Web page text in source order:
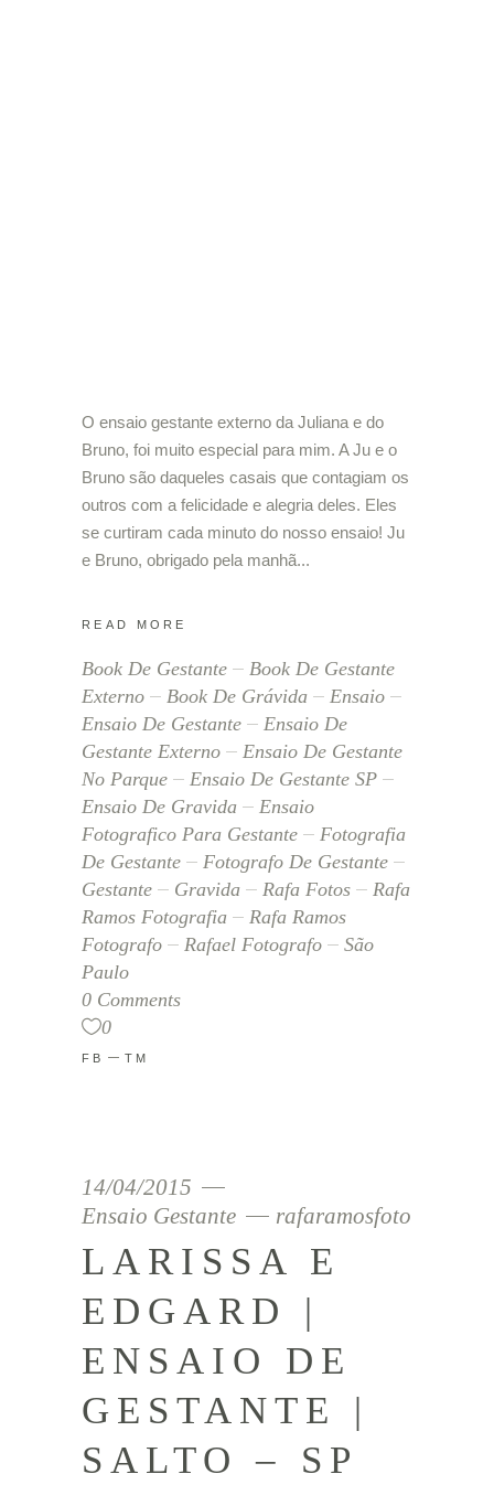
O ensaio gestante externo da Juliana e do
Bruno, foi muito especial para mim. A Ju e o
Bruno são daqueles casais que contagiam os
outros com a felicidade e alegria deles. Eles
se curtiram cada minuto do nosso ensaio! Ju
e Bruno, obrigado pela manhã
READ MORE
Book De Gestante
Book De Gestante
Externo
Book De Grávida
Ensaio
Ensaio De Gestante
Ensaio De
Gestante Externo
Ensaio De Gestante
No Parque
Ensaio De Gestante SP
Ensaio De Gravida
Ensaio
Fotografico Para Gestante
Fotografia
De Gestante
Fotografo De Gestante
Gestante
Gravida Rafa Fotos
Rafa
Ramos Fotografia
Rafa Ramos
Fotografo
Rafael Fotografo
São
Paulo
0 Comments
0
FB TM
14/04/2015
Ensaio Gestante
rafaramosfoto
LARISSA E
EDGARD |
ENSAIO DE
GESTANTE |
SALTO – SP